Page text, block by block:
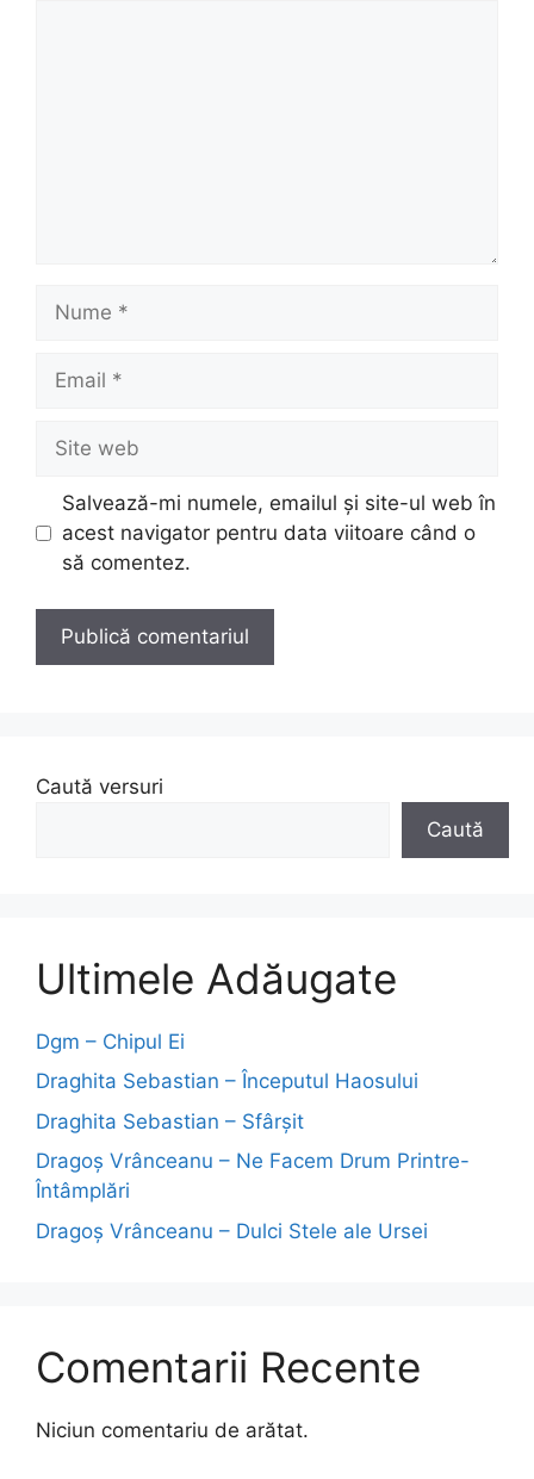
Nume
Email
Site
web
Salvează-mi numele, emailul și site-ul web în
acest navigator pentru data viitoare când o
să comentez.
Caută versuri
Caută
Ultimele Adăugate
Dgm – Chipul Ei
Draghita Sebastian – Începutul Haosului
Draghita Sebastian – Sfârșit
Dragoş Vrânceanu – Ne Facem Drum Printre-
Întâmplări
Dragoş Vrânceanu – Dulci Stele ale Ursei
Comentarii Recente
Niciun comentariu de arătat.